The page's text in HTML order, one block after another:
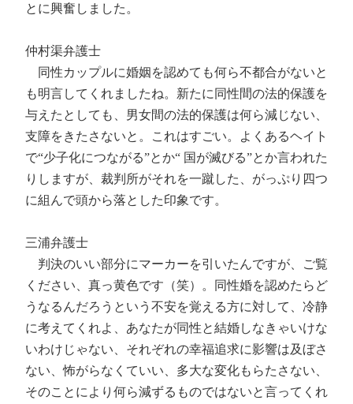
とに興奮しました。
仲村渠弁護士
同性カップルに婚姻を認めても何ら不都合がないと
も明言してくれましたね。新たに同性間の法的保護を
与えたとしても、男女間の法的保護は何ら減じない、
支障をきたさないと。これはすごい。よくあるヘイト
で“少子化につながる”とか“ 国が滅びる”とか言われた
りしますが、裁判所がそれを一蹴した、がっぷり四つ
に組んで頭から落とした印象です。
三浦弁護士
判決のいい部分にマーカーを引いたんですが、ご覧
ください、真っ黄色です（笑）。同性婚を認めたらど
うなるんだろうという不安を覚える方に対して、冷静
に考えてくれよ、あなたが同性と結婚しなきゃいけな
いわけじゃない、それぞれの幸福追求に影響は及ぼさ
ない、怖がらなくていい、多大な変化もらたさない、
そのことにより何ら減ずるものではないと言ってくれ